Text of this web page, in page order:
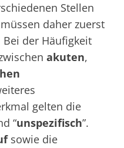
Stellen
daher zuerst
der Häufigkeit
akuten,
gelten die
“unspezifisch”.
sowie die